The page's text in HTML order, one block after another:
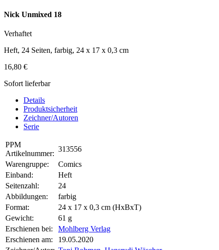
Nick Unmixed 18
Verhaftet
Heft, 24 Seiten, farbig, 24 x 17 x 0,3 cm
16,80 €
Sofort lieferbar
Details
Produktsicherheit
Zeichner/Autoren
Serie
PPM
Artikelnummer:
313556
Warengruppe:
Comics
Einband:
Heft
Seitenzahl:
24
Abbildungen:
farbig
Format:
24 x 17 x 0,3 cm (HxBxT)
Gewicht:
61 g
Erschienen bei:
Mohlberg Verlag
Erschienen am:
19.05.2020